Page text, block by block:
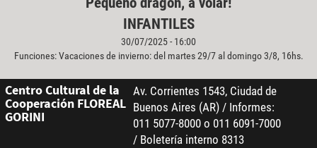
INFANTILES
30/07/2025 - 16:00
Funciones: Vacaciones de invierno: del martes 29/7 al domingo 3/8, 16hs.
Centro Cultural de la
Cooperación FLOREAL
GORINI
Av. Corrientes 1543, Ciudad de
Buenos Aires (AR) / Informes:
011 5077-8000 o 011 6091-7000
/ Boletería interno 8313